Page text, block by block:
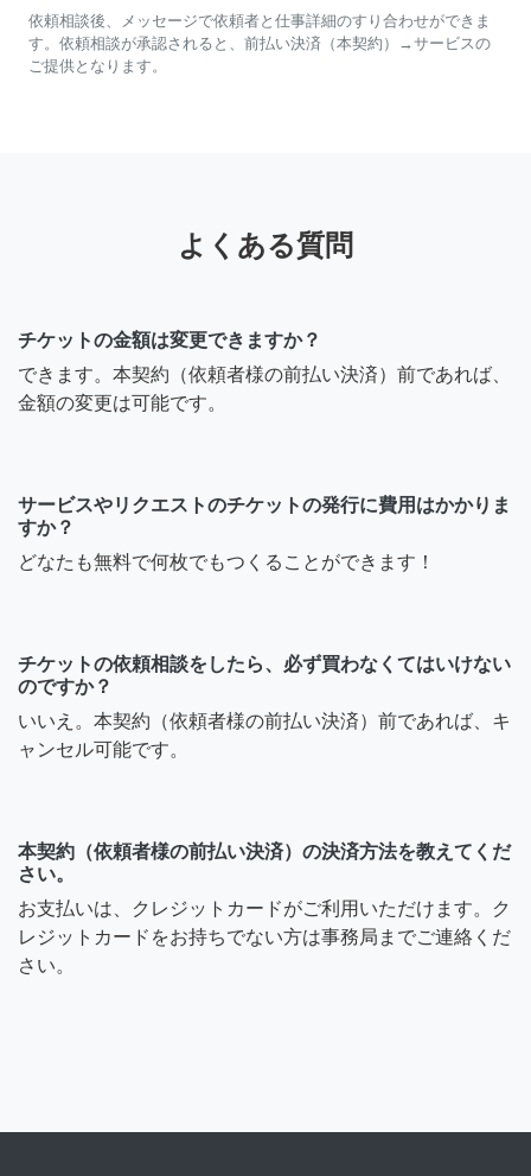
依頼相談後、メッセージで依頼者と仕事詳細のすり合わせができま
す。依頼相談が承認されると、前払い決済（本契約）→サービスの
ご提供となります。
よくある質問
チケットの金額は変更できますか？
できます。本契約（依頼者様の前払い決済）前であれば、
金額の変更は可能です。
サービスやリクエストのチケットの発行に費用はかかりま
すか？
どなたも無料で何枚でもつくることができます！
チケットの依頼相談をしたら、必ず買わなくてはいけない
のですか？
いいえ。本契約（依頼者様の前払い決済）前であれば、キ
ャンセル可能です。
本契約（依頼者様の前払い決済）の決済方法を教えてくだ
さい。
お支払いは、クレジットカードがご利用いただけます。ク
レジットカードをお持ちでない方は事務局までご連絡くだ
さい。